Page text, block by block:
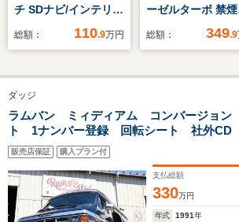
チ SDナビ/インテリジ
ェントルームミラー/
ーモニター/車線逸脱
防止支援システム/ヘ
ッドランプ
LED/Bluetooth接
続/ETC
総額： 110.9万円
ーゼルターボ 禁煙
車 純正10.25型ナ
ラ BSM HUD
ETC フルセグ
革 シートヒー
突軽減 追従クル
ン コーナーセン
総額： 349.9
ダッジ
ラムバン ミィディアム コンバージョン
ト 1ナンバー登録 回転シート 社外CD
ラ ETC オーバーフェンダー 社外ホイ
販売店保証 購入プラン付
支払総額
330万円
年式 1991年